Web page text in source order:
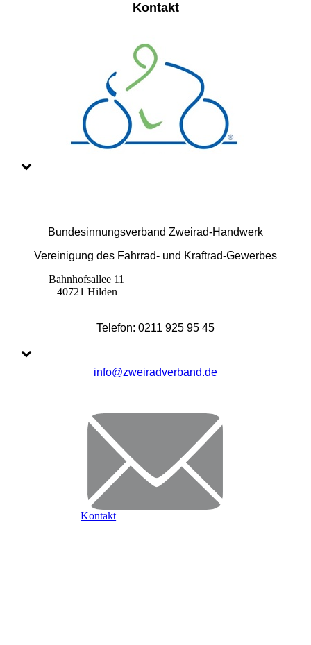
Kontakt
Bundesinnungsverband Zweirad-Handwerk
Vereinigung des Fahrrad- und Kraftrad-Gewerbes
Bahnhofsallee 11
40721 Hilden
Telefon: 0211 925 95 45
info@zweiradverband.de
Kontakt